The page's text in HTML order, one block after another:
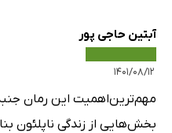
فصل سوم - بخش بیست و
فصل سوم - بخش بیست و
فصل سوم - بخش بیست و
آبتین حاجی پور
۱۴۰۱/۰۸/۱۲
مهم‌ترین‌اهمیت این رمان
بخش‌هایی از زندگی ناپلئون